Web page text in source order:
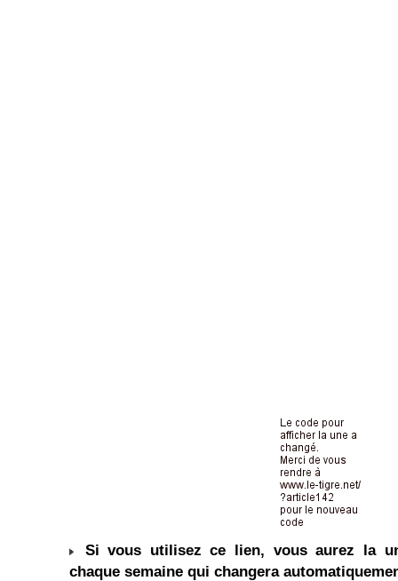
Si vous utilisez ce lien, vous aurez la
chaque semaine qui changera